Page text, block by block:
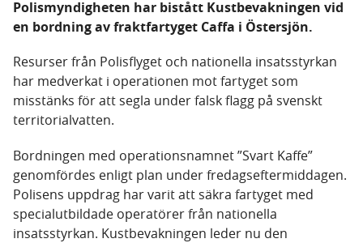
Polismyndigheten har bistått Kustbevakningen vid
en bordning av fraktfartyget Caffa i Östersjön.
Resurser från Polisflyget och nationella insatsstyrkan
har medverkat i operationen mot fartyget som
misstänks för att segla under falsk flagg på svenskt
territorialvatten.
Bordningen med operationsnamnet ”Svart Kaffe”
genomfördes enligt plan under fredagseftermiddagen.
Polisens uppdrag har varit att säkra fartyget med
specialutbildade operatörer från nationella
insatsstyrkan. Kustbevakningen leder nu den